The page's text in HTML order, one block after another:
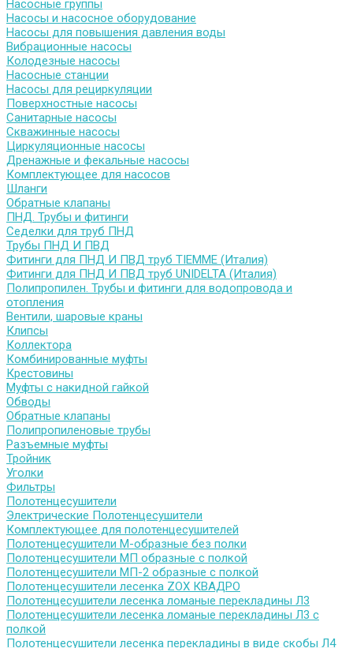
Насосные группы
Насосы и насосное оборудование
Насосы для повышения давления воды
Вибрационные насосы
Колодезные насосы
Насосные станции
Насосы для рециркуляции
Поверхностные насосы
Санитарные насосы
Скважинные насосы
Циркуляционные насосы
Дренажные и фекальные насосы
Комплектующее для насосов
Шланги
Обратные клапаны
ПНД. Трубы и фитинги
Седелки для труб ПНД
Трубы ПНД И ПВД
Фитинги для ПНД И ПВД труб TIEMME (Италия)
Фитинги для ПНД И ПВД труб UNIDELTA (Италия)
Полипропилен. Трубы и фитинги для водопровода и
отопления
Вентили, шаровые краны
Клипсы
Коллектора
Комбинированные муфты
Крестовины
Муфты с накидной гайкой
Обводы
Обратные клапаны
Полипропиленовые трубы
Разъемные муфты
Тройник
Уголки
Фильтры
Полотенцесушители
Электрические Полотенцесушители
Комплектующее для полотенцесушителей
Полотенцесушители М-образные без полки
Полотенцесушители МП образные с полкой
Полотенцесушители МП-2 образные с полкой
Полотенцесушители лесенка ZOX КВАДРО
Полотенцесушители лесенка ломаные перекладины Л3
Полотенцесушители лесенка ломаные перекладины Л3 с
полкой
Полотенцесушители лесенка перекладины в виде скобы Л4